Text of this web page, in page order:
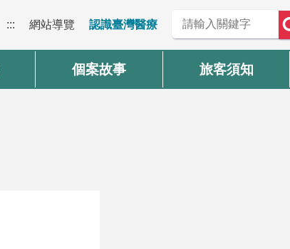
::: 網站導覽 認識臺灣醫療
個案故事 旅客須知